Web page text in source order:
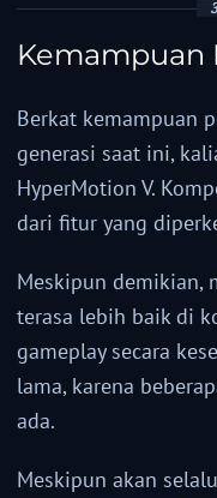
Kemampuan
Berkat kemampuan
generasi saat ini,
HyperMotion V.
dari fitur yang
Meskipun demikian,
terasa lebih baik di
gameplay secara
lama, karena
ada.
Meskipun akan